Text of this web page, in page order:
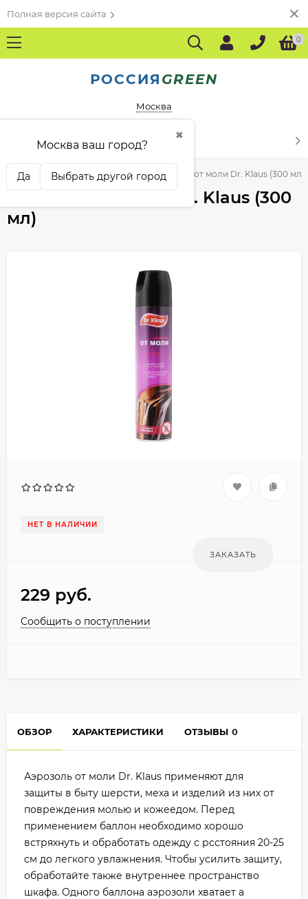
Полная версия сайта
0
РОССИЯ GREEN
Москва
✖
Москва ваш город?
Да Выбрать другой город
КАТАЛОГ ТОВАРОВ
других домашних насекомых Аэрозоль от моли Dr. Klaus (300 мл)
Аэрозоль от моли Dr. Klaus (300
мл)
НЕТ В НАЛИЧИИ
229 руб.
Сообщить о поступлении
ОБЗОР ХАРАКТЕРИСТИКИ ОТЗЫВЫ 0
Аэрозоль от моли Dr. Klaus применяют для
защиты в быту шерсти, меха и изделий из них от
повреждения молью и кожеедом. Перед
применением баллон необходимо хорошо
встряхнуть и обработать одежду с рсстояния 20-25
см до легкого увлажнения. Чтобы усилить защиту,
обработайте также внутреннее пространство
шкафа. Одного баллона аэрозоли хватает а